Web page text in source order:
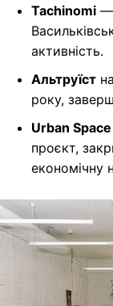
Tachinomi —
активність.
Альтруїст
року,
Urban
проєкт,
економічну